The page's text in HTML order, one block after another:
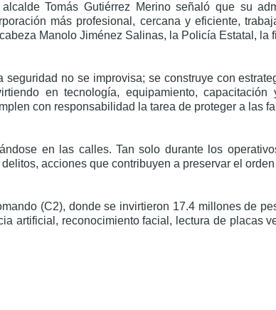
Tomás Gutiérrez Merino señaló que su
más profesional, cercana y eficiente,
Manolo Jiménez Salinas, la Policía Estatal,
seguridad no se improvisa; se construye con
en tecnología, equipamiento,
con responsabilidad la tarea de proteger a las
en las calles. Tan solo durante los
acciones que contribuyen a preservar el
(C2), donde se invirtieron 17.4 millones de
artificial, reconocimiento facial, lectura de placas